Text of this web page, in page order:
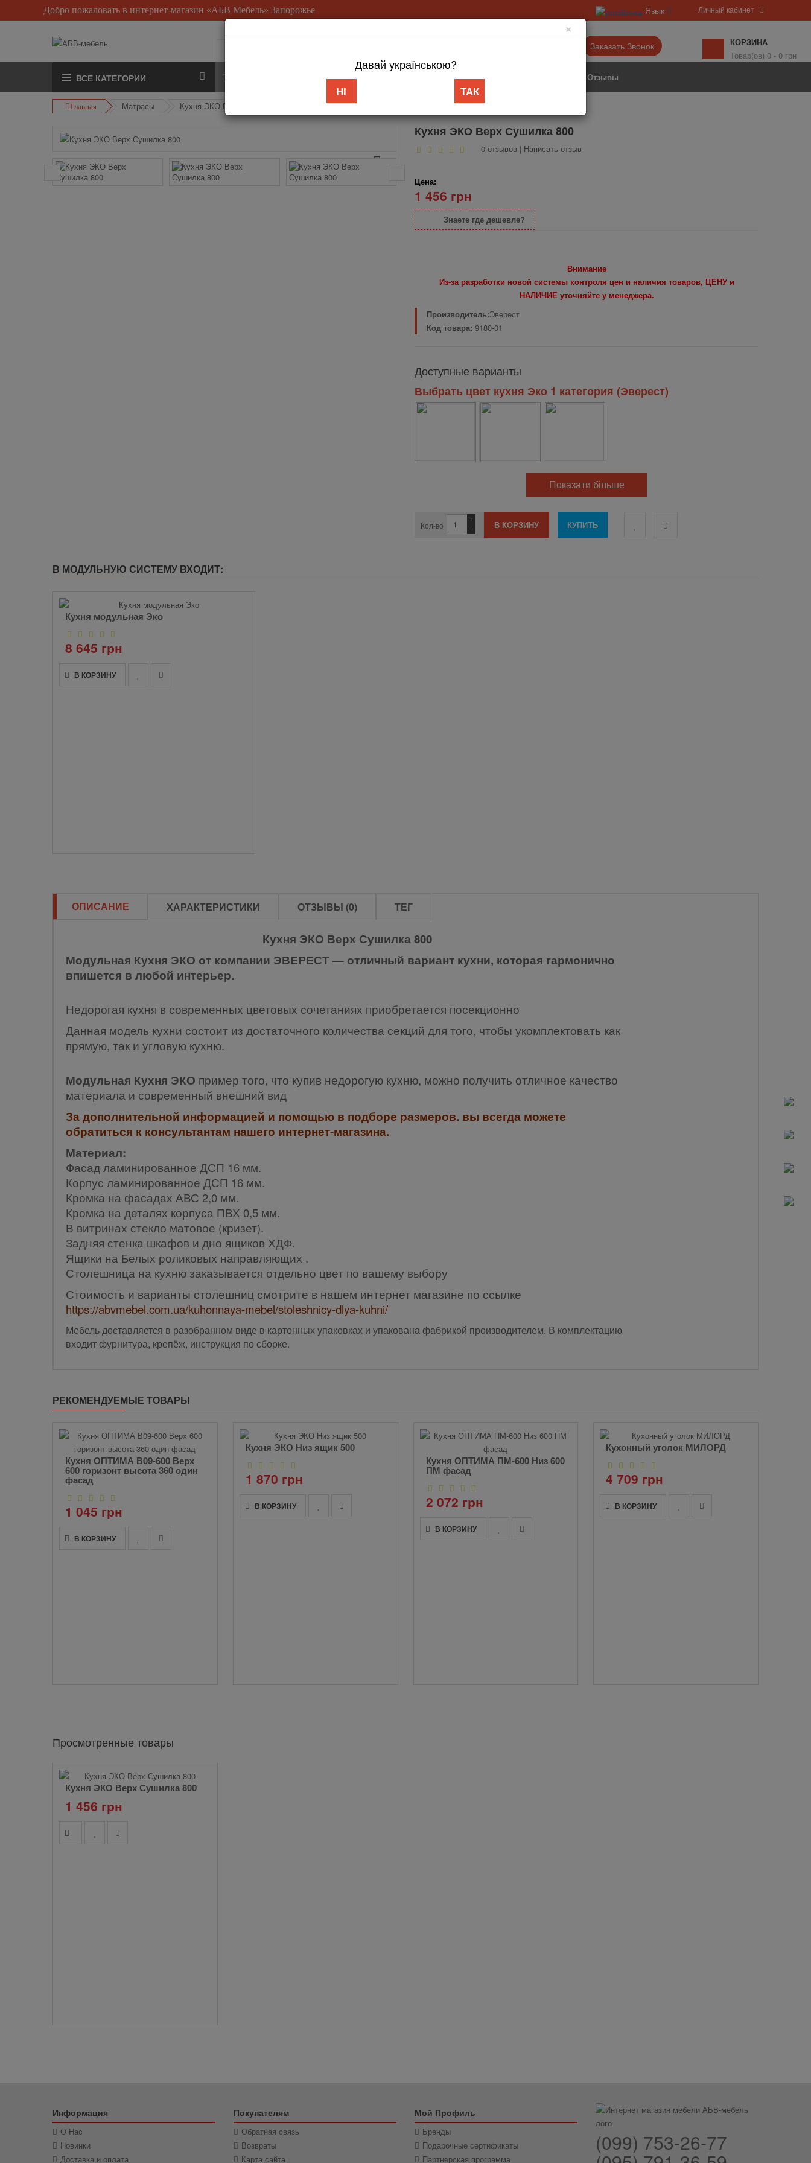
Добро пожаловать в интернет-магазин «АБВ Мебель» Запорожье Язык
×
Давай українською?
НІ ТАК
Личный кабинет
Заказать Звонок
КОРЗИНА
Товар(ов) 0 - 0 грн
ВСЕ КАТЕГОРИИ Доставка/Оплата Контакты Отзывы
Главная Матрасы Кухня ЭКО Верх Сушилка 800
Кухня ЭКО Верх Сушилка 800
0 отзывов | Написать отзыв
Цена:
1 456 грн
Знаете где дешевле?
Внимание
Из-за разработки новой системы контроля цен и наличия товаров, ЦЕНУ и
НАЛИЧИЕ уточняйте у менеджера.
Производитель:Эверест
Код товара: 9180-01
Доступные варианты
Выбрать цвет кухня Эко 1 категория (Эверест)
Показати більше
Кол-во -
+
В МОДУЛЬНУЮ СИСТЕМУ ВХОДИТ:
Кухня модульная Эко
8 645 грн
В КОРЗИНУ
ОПИСАНИЕ ХАРАКТЕРИСТИКИ ОТЗЫВЫ (0) ТЕГ
Кухня ЭКО Верх Сушилка 800
Модульная Кухня ЭКО от компании ЭВЕРЕСТ — отличный вариант кухни, которая гармонично
впишется в любой интерьер.
Недорогая кухня в современных цветовых сочетаниях приобретается посекционно
Данная модель кухни состоит из достаточного количества секций для того, чтобы укомплектовать как
прямую, так и угловую кухню.
Модульная Кухня ЭКО пример того, что купив недорогую кухню, можно получить отличное качество
материала и современный внешний вид
За дополнительной информацией и помощью в подборе размеров. вы всегда можете
обратиться к консультантам нашего интернет-магазина.
Материал:
Фасад ламинированное ДСП 16 мм.
Корпус ламинированное ДСП 16 мм.
Кромка на фасадах АВС 2,0 мм.
Кромка на деталях корпуса ПВХ 0,5 мм.
В витринах стекло матовое (кризет).
Задняя стенка шкафов и дно ящиков ХДФ.
Ящики на Белых роликовых направляющих .
Столешница на кухню заказывается отдельно цвет по вашему выбору
Стоимость и варианты столешниц смотрите в нашем интернет магазине по ссылке
https://abvmebel.com.ua/kuhonnaya-mebel/stoleshnicy-dlya-kuhni/
Мебель доставляется в разобранном виде в картонных упаковках и упакована фабрикой производителем. В комплектацию
входит фурнитура, крепёж, инструкция по сборке.
РЕКОМЕНДУЕМЫЕ ТОВАРЫ
Кухня ОПТИМА В09-600 Верх
600 горизонт высота 360 один
фасад
1 045 грн
В КОРЗИНУ
Кухня ЭКО Низ ящик 500
1 870 грн
В КОРЗИНУ
Кухня ОПТИМА ПМ-600 Низ 600
ПМ фасад
2 072 грн
В КОРЗИНУ
Кухонный уголок МИЛОРД
4 709 грн
В КОРЗИНУ
Просмотренные товары
Кухня ЭКО Верх Сушилка 800
1 456 грн
Информация
О Нас
Новинки
Доставка и оплата
Покупателям
Обратная связь
Возвраты
Карта сайта
Мой Профиль
Бренды
Подарочные сертификаты
Партнерская программа
(099) 753-26-77